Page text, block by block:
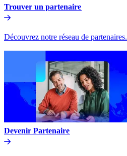
Trouver un partenaire​​
Découvrez notre réseau de partenaires.​​
Devenir Partenaire​​